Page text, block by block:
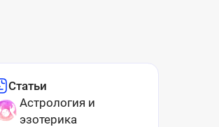
Статьи
Астрология и
эзотерика